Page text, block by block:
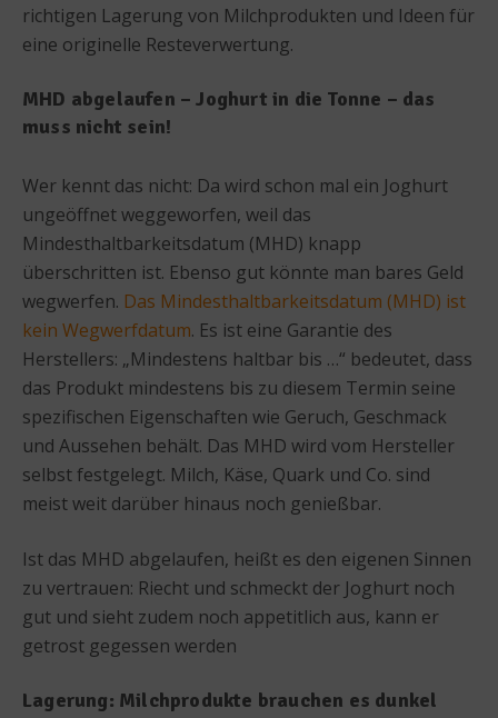
richtigen Lagerung von Milchprodukten und Ideen für
eine originelle Resteverwertung.
MHD abgelaufen – Joghurt in die Tonne – das
muss nicht sein!
Wer kennt das nicht: Da wird schon mal ein Joghurt
ungeöffnet weggeworfen, weil das
Mindesthaltbarkeitsdatum (MHD) knapp
überschritten ist. Ebenso gut könnte man bares Geld
wegwerfen. Das Mindesthaltbarkeitsdatum (MHD) ist
kein Wegwerfdatum. Es ist eine Garantie des
Herstellers: „Mindestens haltbar bis …“ bedeutet, dass
das Produkt mindestens bis zu diesem Termin seine
spezifischen Eigenschaften wie Geruch, Geschmack
und Aussehen behält. Das MHD wird vom Hersteller
selbst festgelegt. Milch, Käse, Quark und Co. sind
meist weit darüber hinaus noch genießbar.
Ist das MHD abgelaufen, heißt es den eigenen Sinnen
zu vertrauen: Riecht und schmeckt der Joghurt noch
gut und sieht zudem noch appetitlich aus, kann er
getrost gegessen werden
Lagerung: Milchprodukte brauchen es dunkel